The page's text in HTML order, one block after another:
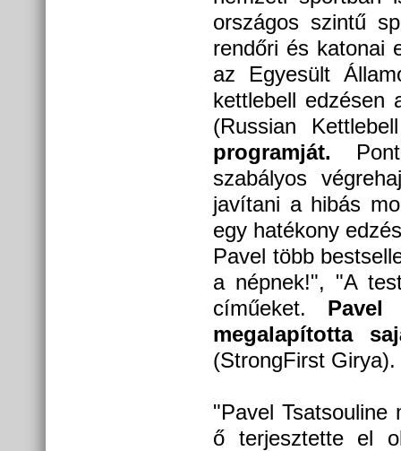
országos szintű
rendőri és katonai
az Egyesült
kettlebell edzésen
(Russian
programját.
szabályos
javítani a hibás
egy hatékony
Pavel több
a népnek!", "A
címűeket.
megalapította
(StrongFirst Girya).
"Pavel Tsatsouline
ő terjesztette el